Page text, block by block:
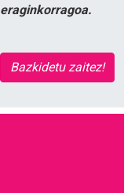
eraginkorragoa.
Bazkidetu zaitez!